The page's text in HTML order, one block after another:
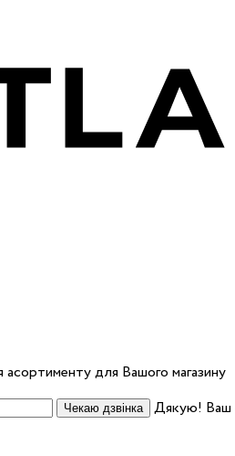
для Вашого магазину
Чекаю дзвінка
Дякую! Ваш